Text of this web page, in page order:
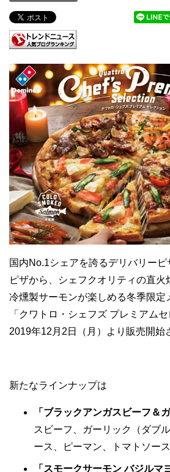
国内No.1シェアを誇るデリバリーピ
ピザから、シェフクオリティの直火
冷燻製サーモンが楽しめる冬季限定
「クワトロ・シェフズ プレミアム
2019年12月2日（月）より販売開始
新たなラインナップは
「ブラックアンガスビーフ＆
スビーフ、ガーリック（ダブ
ース、ピーマン、トマトソース
「スモークサーモン バジルマ